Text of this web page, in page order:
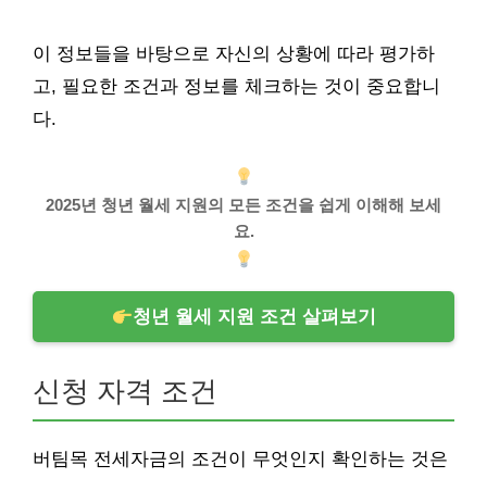
이 정보들을 바탕으로 자신의 상황에 따라 평가하
고, 필요한 조건과 정보를 체크하는 것이 중요합니
다.
2025년 청년 월세 지원의 모든 조건을 쉽게 이해해 보세
요.
청년 월세 지원 조건 살펴보기
신청 자격 조건
버팀목 전세자금의 조건이 무엇인지 확인하는 것은